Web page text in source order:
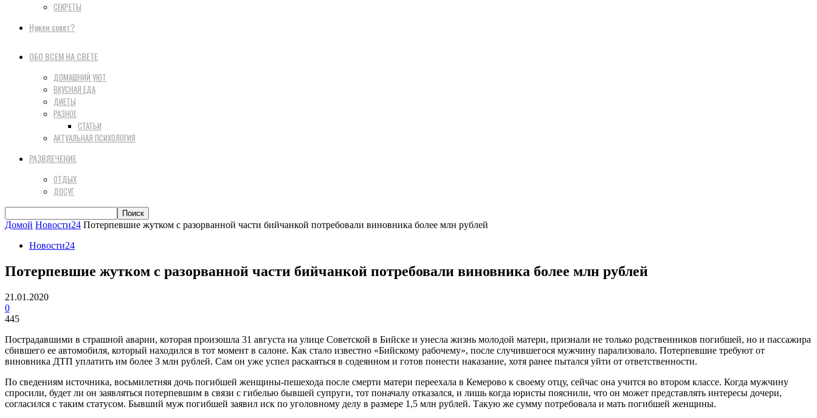
СЕКРЕТЫ
Нужен совет?
ОБО ВСЕМ НА СВЕТЕ
ДОМАШНИЙ УЮТ
ВКУСНАЯ ЕДА
ДИЕТЫ
РАЗНОЕ
СТАТЬИ
АКТУАЛЬНАЯ ПСИХОЛОГИЯ
РАЗВЛЕЧЕНИЕ
ОТДЫХ
ДОСУГ
Домой Новости24 Потерпевшие жутком с разорванной части бийчанкой потребовали виновника более млн рублей
Новости24
Потерпевшие жутком с разорванной части бийчанкой потребовали виновника более млн рублей
21.01.2020
0
445
Пострадавшими в страшной аварии, которая произошла 31 августа на улице Советской в Бийске и унесла жизнь молодой матери, признали не только родственников погибшей, но и пассажира
сбившего ее автомобиля, который находился в тот момент в салоне. Как стало известно «Бийскому рабочему», после случившегося мужчину парализовало. Потерпевшие требуют от
виновника ДТП уплатить им более 3 млн рублей. Сам он уже успел раскаяться в содеянном и готов понести наказание, хотя ранее пытался уйти от ответственности.
По сведениям источника, восьмилетняя дочь погибшей женщины-пешехода после смерти матери переехала в Кемерово к своему отцу, сейчас она учится во втором классе. Когда мужчину
спросили, будет ли он заявляться потерпевшим в связи с гибелью бывшей супруги, тот поначалу отказался, и лишь когда юристы пояснили, что он может представлять интересы дочери,
согласился с таким статусом. Бывший муж погибшей заявил иск по уголовному делу в размере 1,5 млн рублей. Такую же сумму потребовала и мать погибшей женщины.